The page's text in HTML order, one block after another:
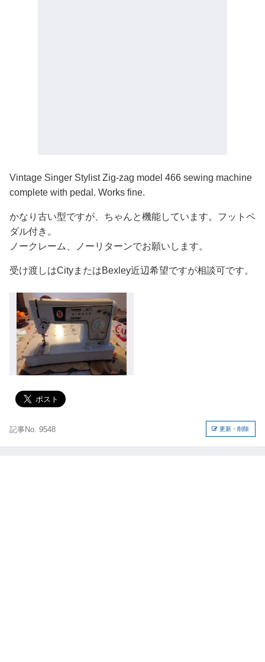
Vintage Singer Stylist Zig-zag model 466 sewing machine
complete with pedal. Works fine.
かなり古い型ですが、ちゃんと機能しています。フットペ
ダル付き。
ノークレーム、ノーリターンでお願いします。
受け渡しはCityまたはBexley近辺希望ですが相談可です。
記事No. 9548 更新・削除